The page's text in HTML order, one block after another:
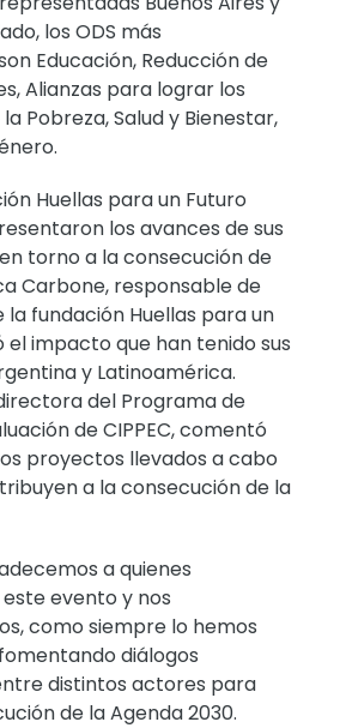
los ODS más
Educación, Reducción de
Alianzas para lograr los
Pobreza, Salud y Bienestar,
Huellas para un Futuro
los avances de sus
torno a la consecución de
Carbone, responsable de
la fundación Huellas para un
el impacto que han tenido sus
y Latinoamérica.
del Programa de
de CIPPEC, comentó
proyectos llevados a cabo
a la consecución de la
a quienes
evento y nos
como siempre lo hemos
diálogos
distintos actores para
de la Agenda 2030.